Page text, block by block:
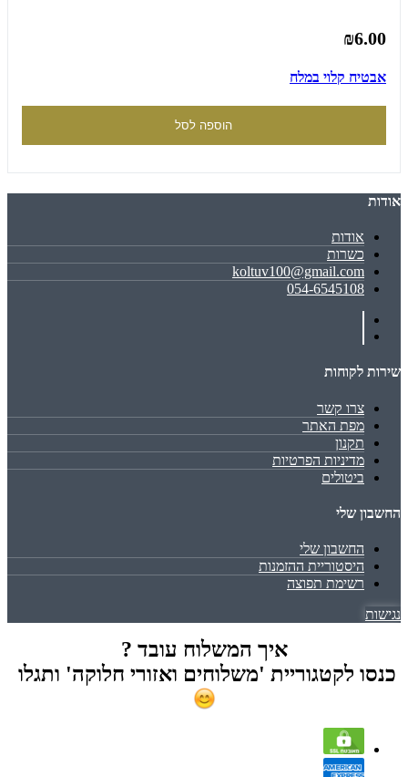
₪6.00
אבטיח קלוי במלח
הוספה לסל
אודות
אודות
כשרות
koltuv100@gmail.com
054-6545108
שירות לקוחות
צרו קשר
מפת האתר
תקנון
מדיניות הפרטיות
ביטולים
החשבון שלי
החשבון שלי
היסטוריית ההזמנות
רשימת תפוצה
נגישות
איך המשלוח עובד ?
כנסו לקטגוריית 'משלוחים ואזורי חלוקה' ותגלו